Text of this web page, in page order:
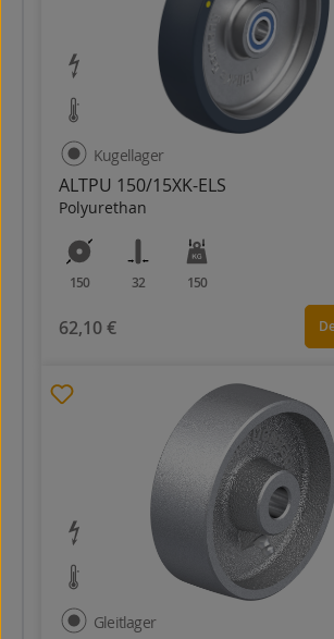
ALTPU 150/15XK-ELS
Polyurethan
Kugellager
150 32 150
62,10 €
Gleitlager